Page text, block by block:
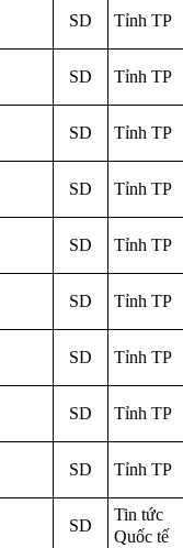
SD Tỉnh TP
SD Tỉnh TP
SD Tỉnh TP
SD Tỉnh TP
SD Tỉnh TP
SD Tỉnh TP
SD Tỉnh TP
SD Tỉnh TP
SD Tỉnh TP
SD
Tin tức
Quốc tế